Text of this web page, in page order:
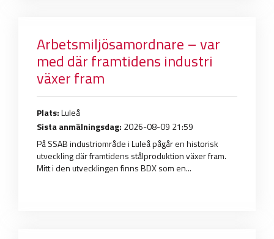
Arbetsmiljösamordnare – var
med där framtidens industri
växer fram
Plats:Luleå
Sista anmälningsdag: 2026-08-09 21:59
På SSAB industriområde i Luleå pågår en historisk
utveckling där framtidens stålproduktion växer fram.
Mitt i den utvecklingen finns BDX som en...